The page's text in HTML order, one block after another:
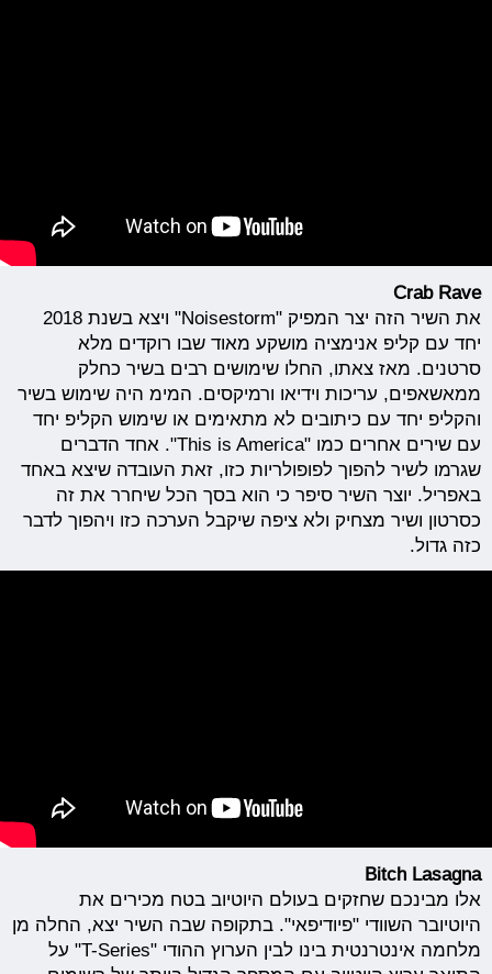
Crab Rave
את השיר הזה יצר המפיק "Noisestorm" ויצא בשנת 2018
יחד עם קליפ אנימציה מושקע מאוד שבו רוקדים מלא
סרטנים. מאז צאתו, החלו שימושים רבים בשיר כחלק
ממאשאפים, עריכות וידיאו ורמיקסים. המימ היה שימוש בשיר
והקליפ יחד עם כיתובים לא מתאימים או שימוש הקליפ יחד
עם שירים אחרים כמו "This is America". אחד הדברים
שגרמו לשיר להפוך לפופולריות כזו, זאת העובדה שיצא באחד
באפריל. יוצר השיר סיפר כי הוא בסך הכל שיחרר את זה
כסרטון ושיר מצחיק ולא ציפה שיקבל הערכה כזו ויהפוך לדבר
כזה גדול.
Bitch Lasagna
אלו מבינכם שחזקים בעולם היוטיוב בטח מכירים את
היוטיובר השוודי "פיודיפאי". בתקופה שבה השיר יצא, החלה מן
מלחמה אינטרנטית בינו לבין הערוץ ההודי "T-Series" על